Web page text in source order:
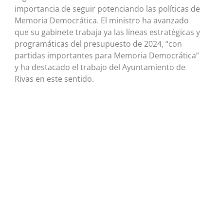
importancia de seguir potenciando las políticas de
Memoria Democrática. El ministro ha avanzado
que su gabinete trabaja ya las líneas estratégicas y
programáticas del presupuesto de 2024, “con
partidas importantes para Memoria Democrática”
y ha destacado el trabajo del Ayuntamiento de
Rivas en este sentido.